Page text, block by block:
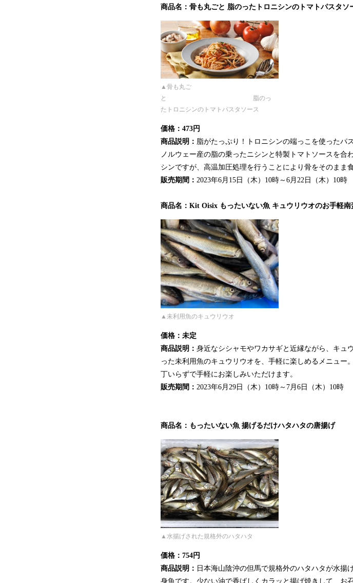
商品名：骨も丸ごと 脂のったトロニシンのトマトパスタソ
▲骨も丸ご
と 脂のっ
たトロニシンのトマトパスタソース
価格：473円
商品説明： 脂がたっぷり！トロニシンの端っこを使ったパ
ノルウェー産の脂の乗ったニシンと特製トマトソースを
シンですが、高温加圧処理を行うことにより骨をそのまま
販売期間： 2023年6月15日（木）10時～6月22日（木）10時
商品名：Kit Oisix もったいない魚 キュウリウオのお手軽南
▲未利用魚のキュウリウオ
価格：未定
商品説明： 身近なシシャモやワカサギと近縁ながら、キュ
った未利用魚のキュウリウオを、手軽に楽しめるメニュ
丁いらずで手軽にお楽しみいただけます。
販売期間： 2023年6月29日（木）10時～7月6日（木）10時
商品名：もったいない魚 揚げるだけハタハタの唐揚げ
▲水揚げされた規格外のハタハタ
価格：754円
商品説明： 日本海山陰沖の但馬で規格外のハタハタが水揚
身魚です。少ない油で香ばしくカラッと揚げ焼きして、お